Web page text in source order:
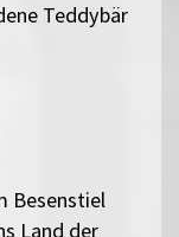
Teddybär
Besenstiel
Land der